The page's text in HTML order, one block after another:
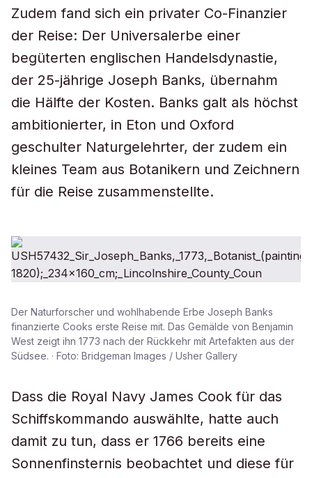
Zudem fand sich ein privater Co-Finanzier
der Reise: Der Universalerbe einer
begüterten englischen Handelsdynastie,
der 25-jährige Joseph Banks, übernahm
die Hälfte der Kosten. Banks galt als höchst
ambitionierter, in Eton und Oxford
geschulter Naturgelehrter, der zudem ein
kleines Team aus Botanikern und Zeichnern
für die Reise zusammenstellte.
Der Naturforscher und wohlhabende Erbe Joseph Banks
finanzierte Cooks erste Reise mit. Das Gemälde von Benjamin
West zeigt ihn 1773 nach der Rückkehr mit Artefakten aus der
Südsee. · Foto: Bridgeman Images / Usher Gallery
Dass die Royal Navy James Cook für das
Schiffskommando auswählte, hatte auch
damit zu tun, dass er 1766 bereits eine
Sonnenfinsternis beobachtet und diese für